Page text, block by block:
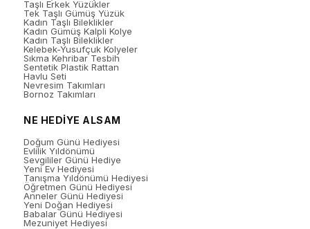
Taşlı Erkek Yüzükler
Tek Taşlı Gümüş Yüzük
Kadın Taşlı Bileklikler
Kadın Gümüş Kalpli Kolye
Kadın Taşlı Bileklikler
Kelebek-Yusufçuk Kolyeler
Sıkma Kehribar Tesbih
Sentetik Plastik Rattan
Havlu Seti
Nevresim Takımları
Bornoz Takımları
NE HEDİYE ALSAM
Doğum Günü Hediyesi
Evlilik Yıldönümü
Sevgililer Günü Hediye
Yeni Ev Hediyesi
Tanışma Yıldönümü Hediyesi
Öğretmen Günü Hediyesi
Anneler Günü Hediyesi
Yeni Doğan Hediyesi
Babalar Günü Hediyesi
Mezuniyet Hediyesi